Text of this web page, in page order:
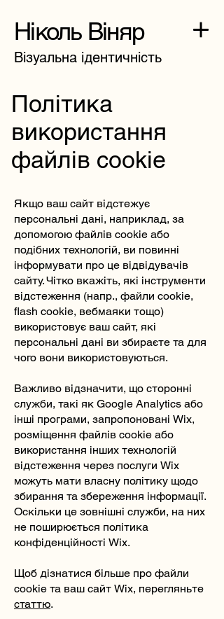
Ніколь Віняр
Візуальна ідентичність
Політика
використання
файлів cookie
Якщо ваш сайт відстежує
персональні дані, наприклад, за
допомогою файлів cookie або
подібних технологій, ви повинні
інформувати про це відвідувачів
сайту. Чітко вкажіть, які інструменти
відстеження (напр., файли cookie,
flash cookie, вебмаяки тощо)
використовує ваш сайт, які
персональні дані ви збираєте та для
чого вони використовуються.
Важливо відзначити, що сторонні
служби, такі як Google Analytics або
інші програми, запропоновані Wix,
розміщення файлів cookie або
використання інших технологій
відстеження через послуги Wix
можуть мати власну політику щодо
збирання та збереження інформації.
Оскільки це зовнішні служби, на них
не поширюється політика
конфіденційності Wix.
Щоб дізнатися більше про файли
cookie та ваш сайт Wix, перегляньте
статтю.